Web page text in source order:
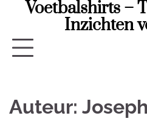
Voetbalshirts –
Inzichten
Auteur: Joseph